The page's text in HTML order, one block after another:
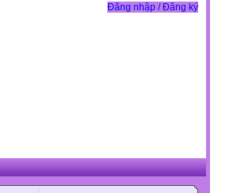
Đăng nhập / Đăng ký